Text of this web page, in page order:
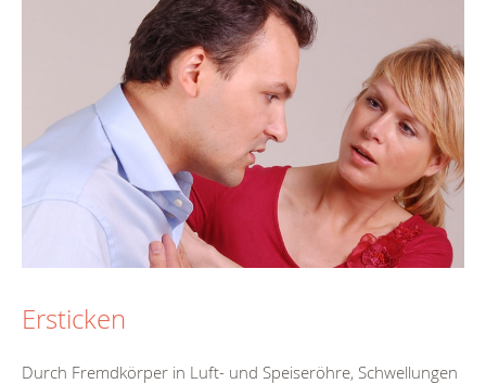
Ersticken
Durch Fremdkörper in Luft- und Speiseröhre, Schwellungen